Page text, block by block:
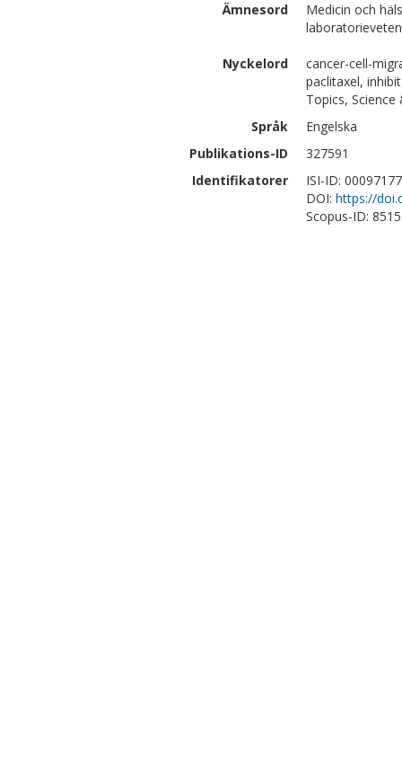
Ämnesord
Medicin och
Nyckelord
cancer-cell-
paclitaxel,
Topics,
Språk
Engelska
Publikations-ID
327591
Identifikatorer
ISI-ID:
DOI: https://
Scopus-ID: